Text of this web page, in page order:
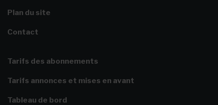
Plan du site
Contact
Tarifs des abonnements
Tarifs annonces et mises en avant
Tableau de bord